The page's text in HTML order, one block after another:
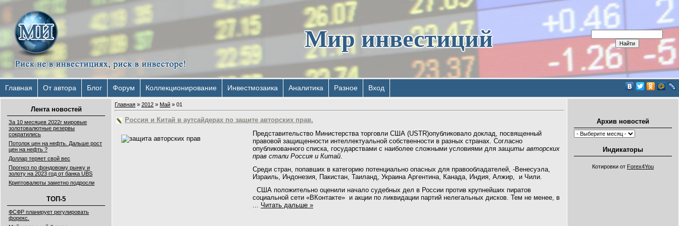
Мир инвестиций
Главная От автора Блог Форум Коллекционирование Инвестмозаика Аналитика Разное Вход
Лента новостей
За 10 месяцев 2022г мировые
золотовалютные резервы
сократились
Потолок цен на нефть. Дальше рост
цен на нефть ?
Доллар теряет свой вес
Прогноз по фондовому рынку и
золоту на 2023 год от банка UBS
Криптовалюты заметно подросли
ТОП-5
ФСФР планирует регулировать
форекс.
Главная » 2012 » Май » 01
Россия и Китай в аутсайдерах по защите авторских прав.
Представительство Министерства торговли США (USTR)опубликовало доклад, посвященный
правовой защищенности интеллектуальной собственности в разных странах. Согласно
опубликованного списка, государствами с наиболее сложными условиями для защиты авторских
прав стали Россия и Китай.
Среди стран, попавших в категорию потенциально опасных для правообладателей, -Венесуэла,
Израиль, Индонезия, Пакистан, Таиланд, Украина Аргентина, Канада, Индия, Алжир, и Чили.
США положительно оценили начало судебных дел в России против крупнейших пиратов
социальной сети «ВКонтакте» и акции по ликвидации партий нелегальных дисков. Тем не менее, в
Читать дальше »
Архив новостей
Индикаторы
Котировки от Forex4You